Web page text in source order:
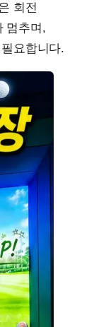
회전
멈추며,
요합니다.